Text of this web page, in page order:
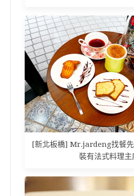
[新北板橋] Mr.jardeng找餐
裝有法式料理主